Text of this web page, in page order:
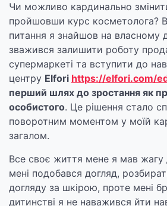
Чи можливо кардинально
пройшовши курс косметолога?
питання я знайшов на власному
зважився залишити роботу
супермаркеті та вступити до
центру Elfori https://elfori.com/
перший шлях до зростання як
особистого. Це рішення стало
поворотним моментом у моїй
загалом.
Все своє життя мене я мав жагу
мені подобався догляд,
догляду за шкірою, проте мені
дитинстві я не наважився йти